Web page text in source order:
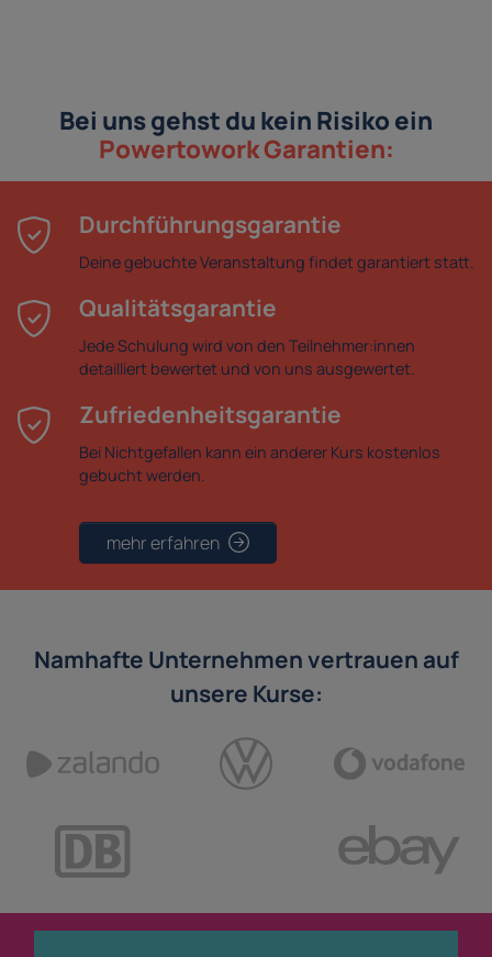
Bei uns gehst du kein Risiko ein
Powertowork Garantien:
Durchführungsgarantie
Deine gebuchte Veranstaltung findet garantiert statt.
Qualitätsgarantie
Jede Schulung wird von den Teilnehmer:innen
detailliert bewertet und von uns ausgewertet.
Zufriedenheitsgarantie
Bei Nichtgefallen kann ein anderer Kurs kostenlos
gebucht werden.
mehr erfahren
Namhafte Unternehmen vertrauen auf
unsere Kurse: